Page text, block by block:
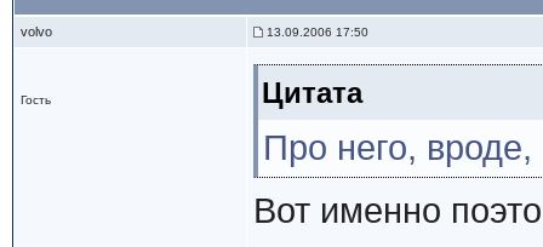
volvo 13.09.2006 17:50
Гость Цитата
Про него,
Вот именно